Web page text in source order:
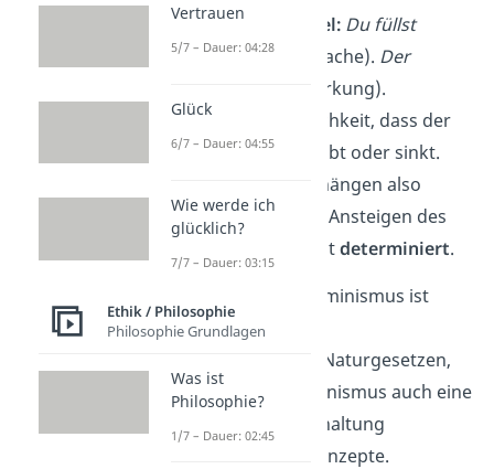
Determinismus Beispiel: Du füllst
Wasser in ein Glas
(Ursache). Der
(Wirkung).
Es besteht keine Möglichkeit, dass der
Wasserstand gleich bleibt oder sinkt.
hängen also
kausalzusammen
. Das Ansteigen des
Wasserstandes ist somitdeterminiert.
Determinismus ist
jedoch sehrvielseitig
Naturgesetzen,
beschreibt der Determinismus auch eine
Grundhaltung
Konzepte.
Vertrauen
5/7 – Dauer: 04:28
Glück
6/7 – Dauer: 04:55
Wie werde ich
glücklich?
7/7 – Dauer: 03:15
Ethik / Philosophie
Philosophie Grundlagen
Was ist
Philosophie?
1/7 – Dauer: 02:45